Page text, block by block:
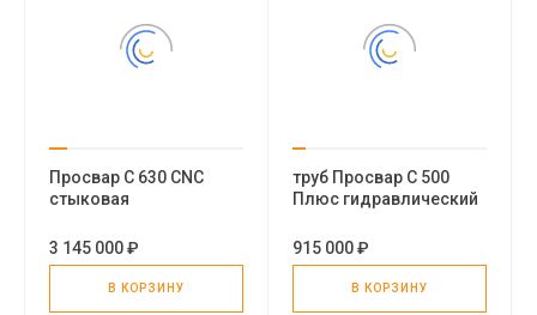
Просвар С 630 CNC
стыковая
сварочная машина
3 145 000 ₽
В КОРЗИНУ
труб Просвар С 500
Плюс гидравлический
аппарат для
полиэтиленовых труб
915 000 ₽
В КОРЗИНУ